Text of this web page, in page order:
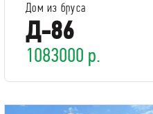
Дом из бруса
Д-86
1083000 р.